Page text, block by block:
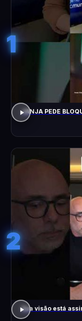
1
JANJA PEDE
2
Sua visão está